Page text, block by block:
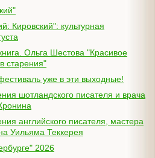
старения"
уже в эти выходные!
Уильяма Теккерея
2026